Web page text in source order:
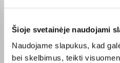
Šioje svetainėje naudojami
Naudojame slapukus, kad
bei skelbimus, teikti
Patvirtintas pirkėjas
Prekė kokybiškai įpakuota, gavau tai,
piką ...